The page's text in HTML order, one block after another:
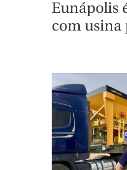
Eunápolis
com usina